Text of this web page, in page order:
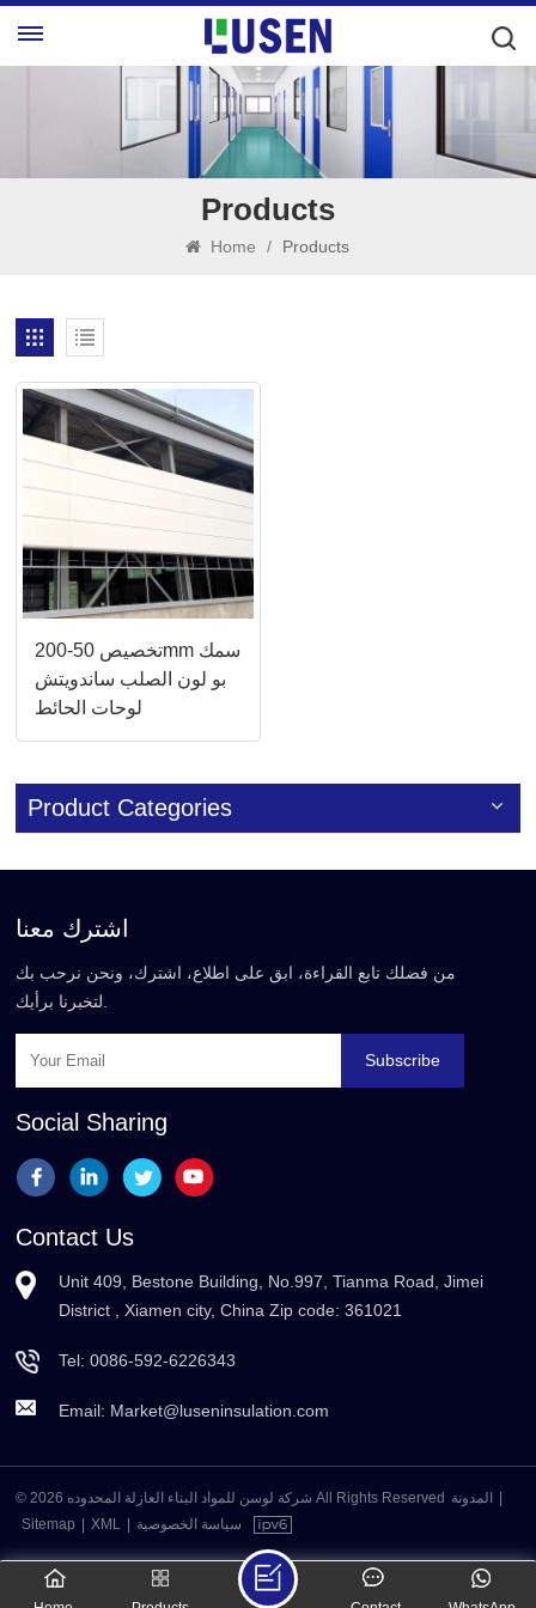
Products
Home / Products
تخصيص 50-200mm سمك
بو لون الصلب ساندويتش
لوحات الحائط
Product Categories
اشترك معنا
من فضلك تابع القراءة، ابق على اطلاع، اشترك، ونحن نرحب بك
لتخبرنا برأيك.
Subscribe
Social Sharing
Contact Us
Unit 409, Bestone Building, No.997, Tianma Road, Jimei
District , Xiamen city, China Zip code: 361021
Tel:0086-592-6226343
Email: Market@luseninsulation.com
© 2026 شركة لوسن للمواد البناء العازلة المحدوده All Rights Reserved المدونة
Sitemap
XML سياسة الخصوصية